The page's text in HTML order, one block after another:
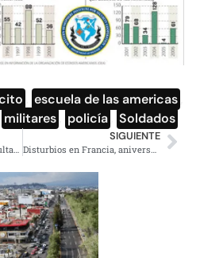
escuela de las americas
militares policía Soldados
SIGUIENTE